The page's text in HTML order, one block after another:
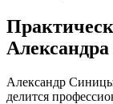
Александр
делится